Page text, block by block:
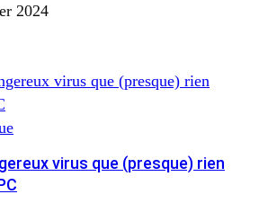
2024
virus que (presque) rien